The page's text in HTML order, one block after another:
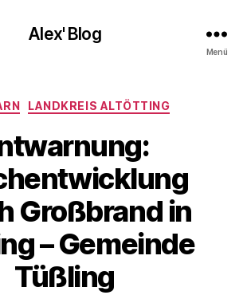
Alex' Blog
Menü
Kategorien
LANDKREIS ALTÖTTING
Großbrand in
– Gemeinde
Tüßling